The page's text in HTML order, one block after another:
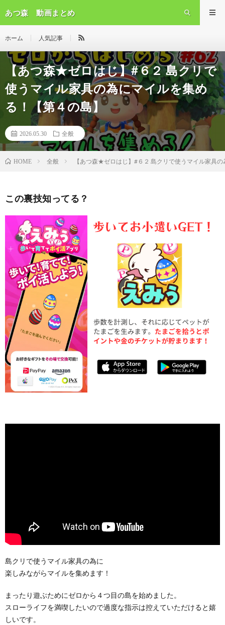
あつ森 動画まとめ
ホーム 人気記事
【あつ森★ゼロはじ】#６２ 島クリで
使うマイル家具の為にマイルを集め
る！【第４の島】
2026.05.30 全般
HOME 全般 【あつ森★ゼロはじ】#６２ 島クリで使うマイル家具
この裏技知ってる？
島クリで使うマイル家具の為に
楽しみながらマイルを集めます！
まったり遊ぶためにゼロから４つ目の島を始めました。
スローライフを満喫したいので過度な指示は控えていただけると嬉
しいです。